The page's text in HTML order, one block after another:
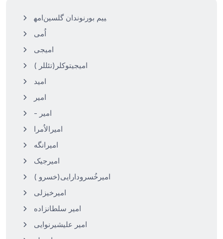
امه‎ییم بورنوندان گلسین
اُمی
امیجی
( امیجیتوکلر(تئللر
امید
امیر
- امیر
امیرالاُمرا
امیرجیک
( امیرخُسرودارایی(خسرو
امیرخیزلی
امیر علیشیرنوایی